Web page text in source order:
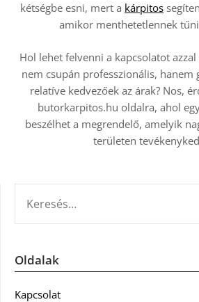
kétségbe esni, mert a kárpitos
amikor menthetetlennek
Hol lehet felvenni a kapcsolatot
nem csupán professzionális, hanem
relatíve kedvezőek az árak? Nos,
butorkarpitos.hu oldalra, ahol
beszélhet a megrendelő, amelyik
területen
Oldalak
Kapcsolat